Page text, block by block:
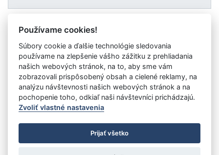
Vystavil:Akadémia ozbrojených síl generála Milana
Rastislava Štefánika
Úrad vlády SR
- Všetky práva vyhradené
Prehlásenie o prístupnosti
Zmluvy do 31.12.2010
Nastavenia cookies
Používame cookies!
Súbory cookie a ďalšie technológie sledovania
používame na zlepšenie vášho zážitku z prehliadania
našich webových stránok, na to, aby sme vám
zobrazovali prispôsobený obsah a cielené reklamy, na
analýzu návštevnosti našich webových stránok a na
pochopenie toho, odkiaľ naši návštevníci prichádzajú.
Zvoliť vlastné nastavenia
Prijať všetko